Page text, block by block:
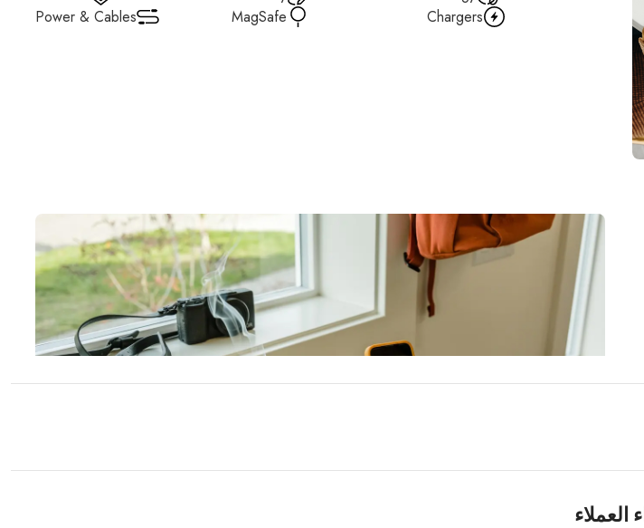
Chargers
MagSafe
Power & Cables
العملاء